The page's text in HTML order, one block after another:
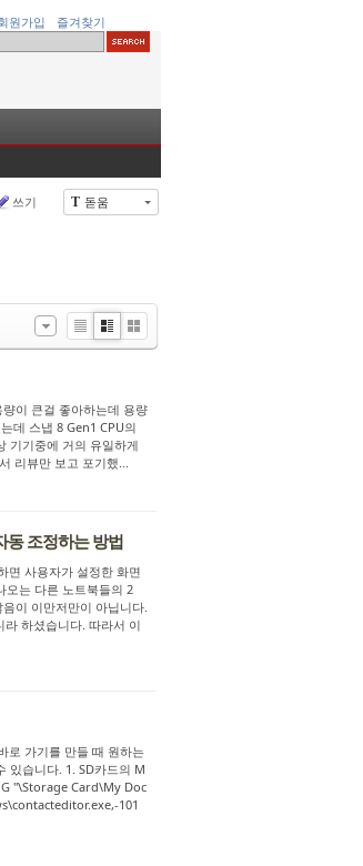
원가입 즐겨찾기
T 돋움
쓰기
Li
Zi
G
r
y
이 큰걸 좋아하는데 용량
데 스냅 8 Gen1 CPU의
기기중에 거의 유일하게
리뷰만 보고 포기했...
동 조정하는 방법
면 사용자가 설정한 화면
오는 다른 노트북들의 2
이 이만저만이 아닙니다.
하셨습니다. 따라서 이
로 가기를 만들 때 원하는
있습니다. 1. SD카드의 M
"\Storage Card\My Doc
101